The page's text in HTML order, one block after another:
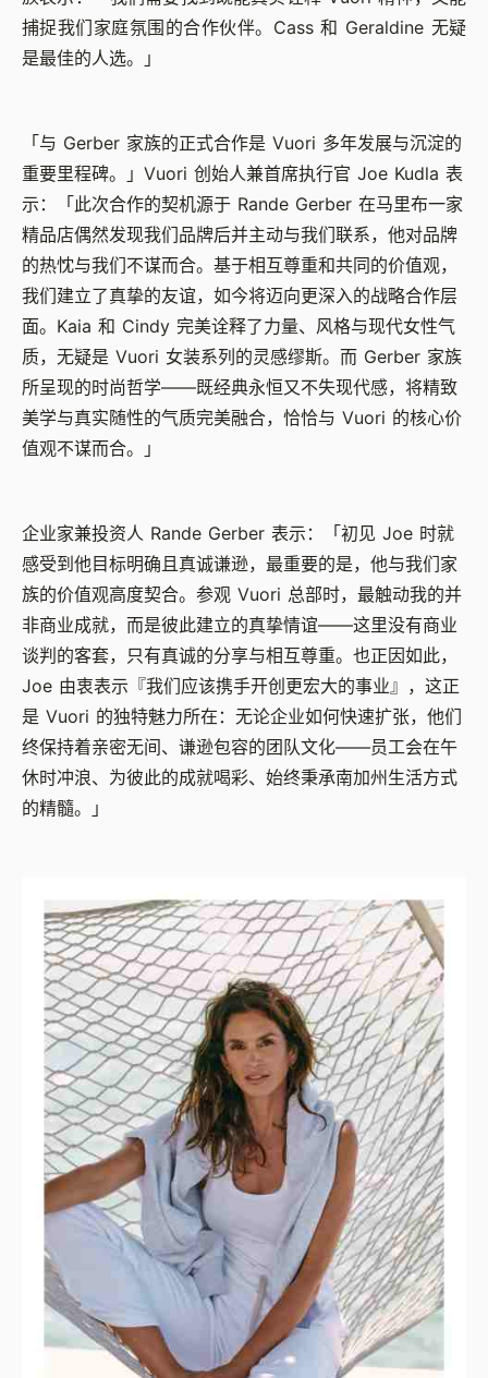
捕捉我们家庭氛围的合作伙伴。Cass 和 Geraldine 无疑
是最佳的人选。」
「与 Gerber 家族的正式合作是 Vuori 多年发展与沉淀的
重要里程碑。」Vuori 创始人兼首席执行官 Joe Kudla 表
示：「此次合作的契机源于 Rande Gerber 在马里布一家
精品店偶然发现我们品牌后并主动与我们联系，他对品牌
的热忱与我们不谋而合。基于相互尊重和共同的价值观，
我们建立了真挚的友谊，如今将迈向更深入的战略合作层
面。Kaia 和 Cindy 完美诠释了力量、风格与现代女性气
质，无疑是 Vuori 女装系列的灵感缪斯。而 Gerber 家族
所呈现的时尚哲学——既经典永恒又不失现代感，将精致
美学与真实随性的气质完美融合，恰恰与 Vuori 的核心价
值观不谋而合。」
企业家兼投资人 Rande Gerber 表示：「初见 Joe 时就
感受到他目标明确且真诚谦逊，最重要的是，他与我们家
族的价值观高度契合。参观 Vuori 总部时，最触动我的并
非商业成就，而是彼此建立的真挚情谊——这里没有商业
谈判的客套，只有真诚的分享与相互尊重。也正因如此，
Joe 由衷表示『我们应该携手开创更宏大的事业』，这正
是 Vuori 的独特魅力所在：无论企业如何快速扩张，他们
终保持着亲密无间、谦逊包容的团队文化——员工会在午
休时冲浪、为彼此的成就喝彩、始终秉承南加州生活方式
的精髓。」